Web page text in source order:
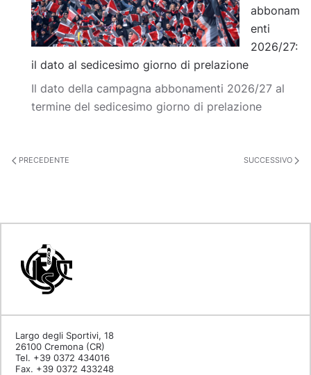
abbonam
enti
2026/27:
il dato al sedicesimo giorno di prelazione
Il dato della campagna abbonamenti 2026/27 al
termine del sedicesimo giorno di prelazione
PRECEDENTE SUCCESSIVO
Largo degli Sportivi, 18
26100 Cremona (CR)
Tel. +39 0372 434016
Fax. +39 0372 433248